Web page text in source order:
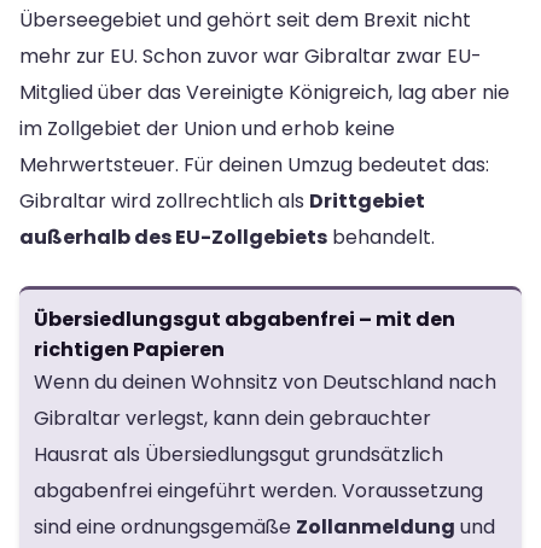
Überseegebiet und gehört seit dem Brexit nicht
mehr zur EU. Schon zuvor war Gibraltar zwar EU-
Mitglied über das Vereinigte Königreich, lag aber nie
im Zollgebiet der Union und erhob keine
Mehrwertsteuer. Für deinen Umzug bedeutet das:
Gibraltar wird zollrechtlich als Drittgebiet
außerhalb des EU-Zollgebiets behandelt.
Übersiedlungsgut abgabenfrei – mit den
richtigen Papieren
Wenn du deinen Wohnsitz von Deutschland nach
Gibraltar verlegst, kann dein gebrauchter
Hausrat als Übersiedlungsgut grundsätzlich
abgabenfrei eingeführt werden. Voraussetzung
sind eine ordnungsgemäße Zollanmeldung und